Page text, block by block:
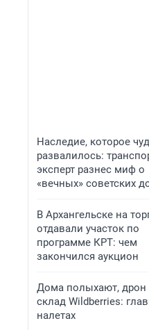
Наследие, которое
развалилось:
эксперт разнес миф о
«вечных» советских
В Архангельске на
отдавали участок по
программе КРТ: чем
закончился аукцион
Дома полыхают, дрон
склад Wildberries:
налетах